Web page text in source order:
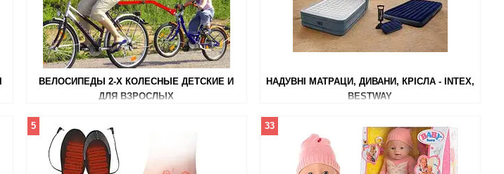
ВЕЛОСИПЕДЫ 2-Х КОЛЕСНЫЕ ДЕТСКИЕ И
ДЛЯ ВЗРОСЛЫХ
НАДУВНІ МАТРАЦИ, ДИВАНИ, КРІСЛА - INTEX,
BESTWAY
5 33